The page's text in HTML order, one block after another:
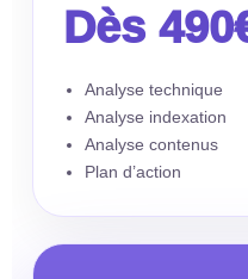
Dès
Analyse technique
Analyse indexation
Analyse contenus
Plan d’action